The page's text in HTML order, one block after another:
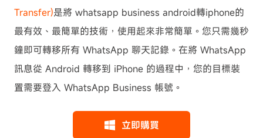
Transfer)是將 whatsapp business android轉iphone的
最有效、最簡單的技術，使用起來非常簡單。您只需幾秒
鐘即可轉移所有 WhatsApp 聊天記錄。在將 WhatsApp
訊息從 Android 轉移到 iPhone 的過程中，您的目標裝
置需要登入 WhatsApp Business 帳號。